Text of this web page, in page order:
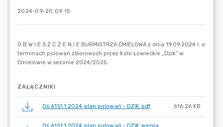
2024-09-20 09:15
ZAŁĄCZNIKI
Oś.6151.1.2024 plan polowań - DZIK.pdf 616.26 KB